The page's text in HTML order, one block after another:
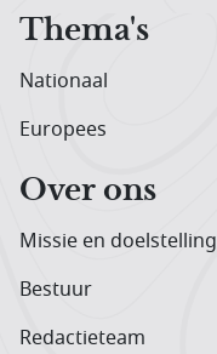
Thema's
Nationaal
Europees
Over ons
Missie en doelstelling
Bestuur
Redactieteam